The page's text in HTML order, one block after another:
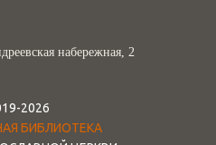
набережная, 2
2026
БИБЛИОТЕКА